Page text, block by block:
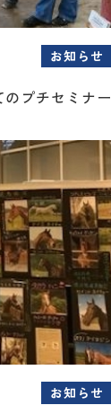
お知らせ
プチセミナー
お知らせ